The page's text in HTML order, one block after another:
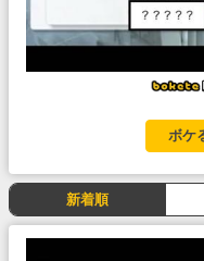
ボケ
新着順